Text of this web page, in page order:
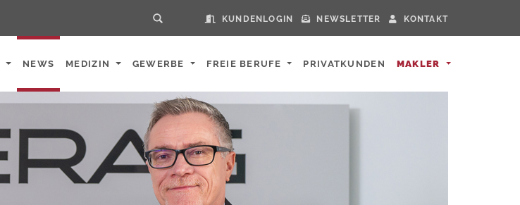
KUNDENLOGIN NEWSLETTER KONTAKT
NEWS MEDIZIN GEWERBE FREIE BERUFE PRIVATKUNDEN MAKLER